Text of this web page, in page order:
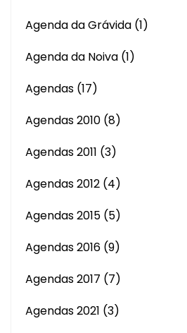
Agenda da Grávida (1)
Agenda da Noiva (1)
Agendas (17)
Agendas 2010 (8)
Agendas 2011 (3)
Agendas 2012 (4)
Agendas 2015 (5)
Agendas 2016 (9)
Agendas 2017 (7)
Agendas 2021 (3)